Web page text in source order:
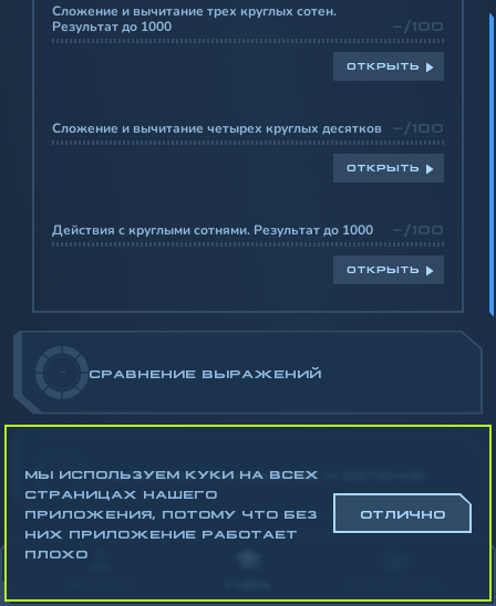
Сложение и вычитание трех круглых сотен.
Результат до 1000
-/100
ОТКРЫТЬ
Сложение и вычитание четырех круглых десятков -/100
ОТКРЫТЬ
Действия с круглыми сотнями. Результат до 1000 -/100
ОТКРЫТЬ
- СРАВНЕНИЕ ВЫРАЖЕНИЙ
- ТАБЛИЧНОЕ УМНОЖЕНИЕ И ДЕЛЕНИЕ
МЫ ИСПОЛЬЗУЕМ КУКИ НА ВСЕХ
СТРАНИЦАХ НАШЕГО
ПРИЛОЖЕНИЯ, ПОТОМУ ЧТО БЕЗ
НИХ ПРИЛОЖЕНИЕ РАБОТАЕТ
ПЛОХО
ОТЛИЧНО